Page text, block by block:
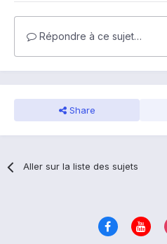
Répondre à ce sujet…
Share
Aller sur la liste des sujets